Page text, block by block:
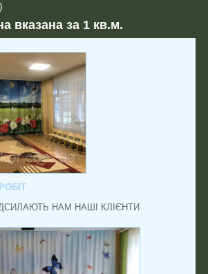
вказана за 1 кв.м.
НАМ НАШІ КЛІЄНТИ